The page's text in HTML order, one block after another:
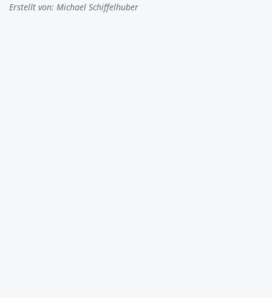
Erstellt von: Michael Schiffelhuber